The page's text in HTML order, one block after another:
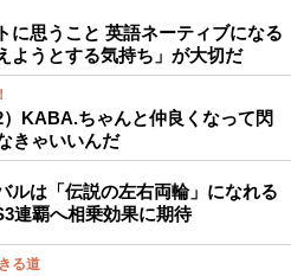
に思うこと 英語ネーティブになる
ようとする気持ち」が大切だ
KABA.ちゃんと仲良くなって閃
きゃいいんだ
ルは「伝説の左右両輪」になれる
連覇へ相乗効果に期待
る道